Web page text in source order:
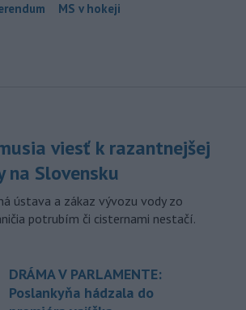
MS v hokeji
viesť k razantnejšej
na Slovensku
ústava a zákaz vývozu vody zo
potrubím či cisternami nestačí.
DRÁMA V PARLAMENTE:
Poslankyňa hádzala do